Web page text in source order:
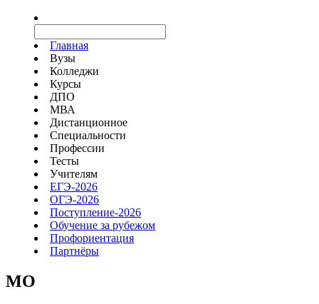
Главная
Вузы
Колледжи
Курсы
ДПО
МВА
Дистанционное
Специальности
Профессии
Тесты
Учителям
ЕГЭ-2026
ОГЭ-2026
Поступление-2026
Обучение за рубежом
Профориентация
Партнёры
MO